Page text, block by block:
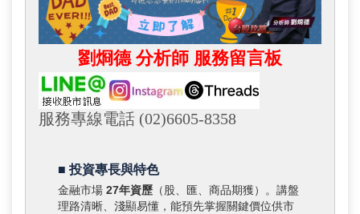
劉烱德 分析師 服務留言板
服務專線電話 (02)6605-8358
■ 投資專長與特色
金融市場 27年資歷 （股、匯、商品期獲）。講盤
理路清晰、淺顯易懂，能預先掌握關鍵價位供市